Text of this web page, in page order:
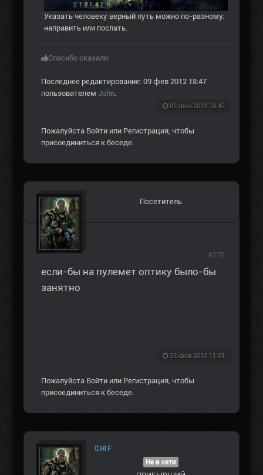
Указать человеку верный путь можно по-разному:
направить или послать.
Спасибо сказали:
Последнее редактирование: 09 фев 2012 18:47
пользователем John
09 фев 2012 18:42
Пожалуйста Войти или Регистрация , чтобы
присоединиться к беседе.
Посетитель
если-бы на пулемет оптику было-бы
занятно
23 фев 2012 11:01
#178
Пожалуйста Войти или Регистрация , чтобы
присоединиться к беседе.
CHIF
Не в сети